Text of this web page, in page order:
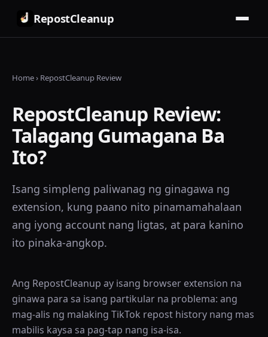
RepostCleanup
Home› RepostCleanup Review
RepostCleanup Review:
Talagang Gumagana Ba
Ito?
Isang simpleng paliwanag ng ginagawa ng
extension, kung paano nito pinamamahalaan
ang iyong account nang ligtas, at para kanino
ito pinaka-angkop.
Ang RepostCleanup ay isang browser extension na
ginawa para sa isang partikular na problema: ang
mag-alis ng malaking TikTok repost history nang mas
mabilis kaysa sa pag-tap nang isa-isa.